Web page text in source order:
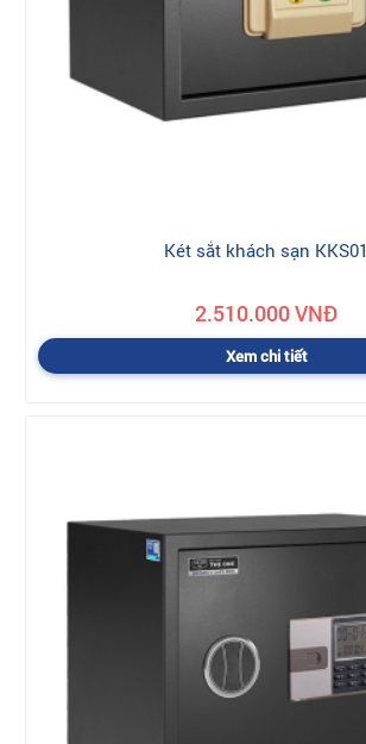
Két sắt khách sạn KKS01
2.510.000 VNĐ
Xem chi tiết